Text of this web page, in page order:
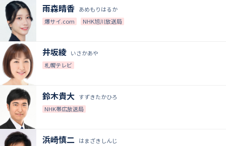
あめもりはるか
雨森晴香
爆サイ.com NHK旭川放送局
いさかあや
井坂綾
札幌テレビ
すずきたかひろ
鈴木貴大
NHK帯広放送局
はまざきしんじ
浜崎慎二